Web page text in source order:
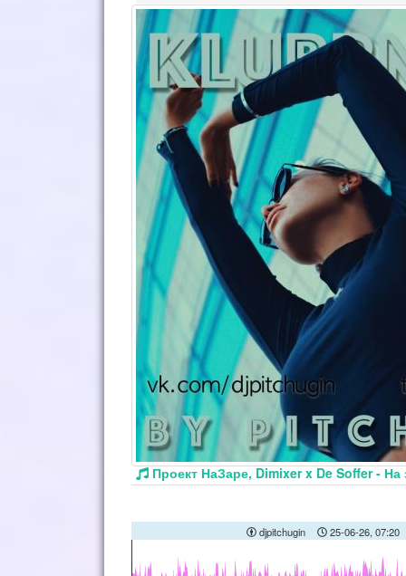
Проект НаЗаре, Dimixer x De Soffer -
djpitchugin 25-06-26, 07:20